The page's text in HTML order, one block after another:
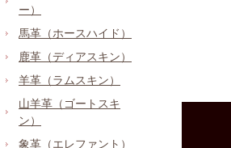
ー）
馬革（ホースハイド）
鹿革（ディアスキン）
羊革（ラムスキン）
山羊革（ゴートスキ
ン）
象革（エレファント）